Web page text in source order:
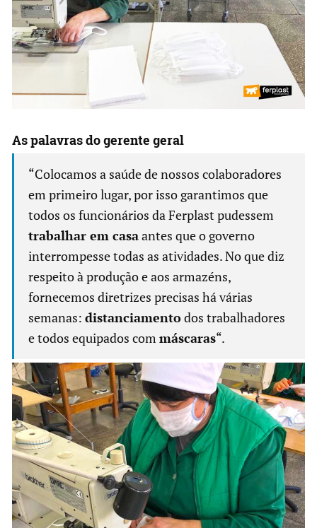
As palavras do gerente geral
“Colocamos a saúde de nossos colaboradores
em primeiro lugar, por isso garantimos que
todos os funcionários da Ferplast pudessem
trabalhar em casaantes que o governo
interrompesse todas as atividades. No que diz
respeito à produção e aos armazéns,
fornecemos diretrizes precisas há várias
semanas: distanciamentodos trabalhadores
e todos equipados com máscaras“.